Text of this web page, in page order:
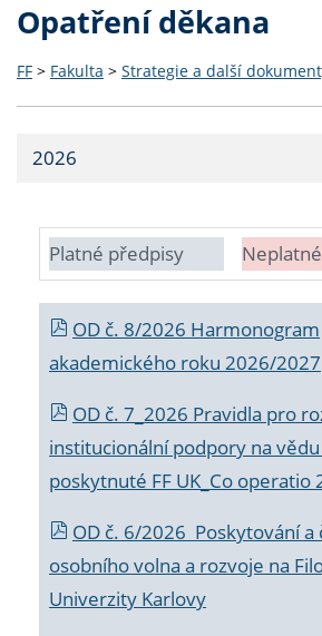
Opatření děkana
FF > Fakulta > Strategie a další
2026
Platné předpisy
OD č. 8/2026 Harmonogram
akademického roku 2026/2027
OD č. 7_2026 Pravidla pro
institucionální podpory na
poskytnuté FF UK_Co operatio
OD č. 6/2026 Poskytování a
osobního volna a rozvoje na
Univerzity Karlovy